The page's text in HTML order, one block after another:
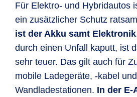
Für Elektro- und Hybridautos
ein zusätzlicher Schutz
ist der Akku samt Elektronik
durch einen Unfall kaputt, ist
sehr teuer. Das gilt auch für
mobile Ladegeräte, -kabel
Wandladestationen. In der E-